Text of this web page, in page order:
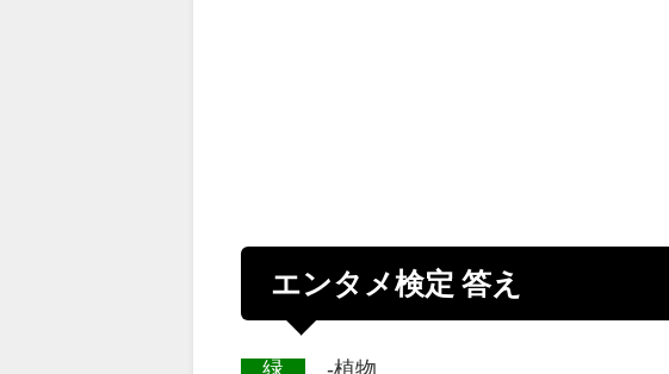
エンタメ検定 答え